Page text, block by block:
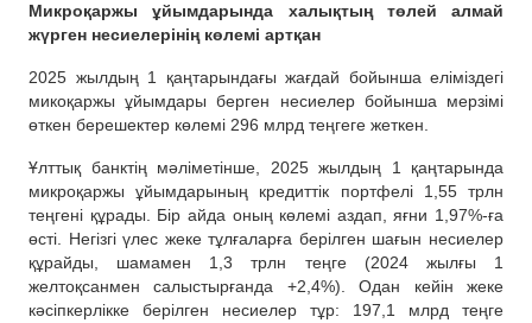
Микроқаржы ұйымдарында халықтың төлей алмай
жүрген несиелерінің көлемі артқан
2025 жылдың 1 қаңтарындағы жағдай бойынша еліміздегі
микоқаржы ұйымдары берген несиелер бойынша мерзімі
өткен берешектер көлемі 296 млрд теңгеге жеткен.
Ұлттық банктің мәліметінше, 2025 жылдың 1 қаңтарында
микроқаржы ұйымдарының кредиттік портфелі 1,55 трлн
теңгені құрады. Бір айда оның көлемі аздап, яғни 1,97%-ға
өсті. Негізгі үлес жеке тұлғаларға берілген шағын несиелер
құрайды, шамамен 1,3 трлн теңге (2024 жылғы 1
желтоқсанмен салыстырғанда +2,4%). Одан кейін жеке
кәсіпкерлікке берілген несиелер тұр: 197,1 млрд теңге